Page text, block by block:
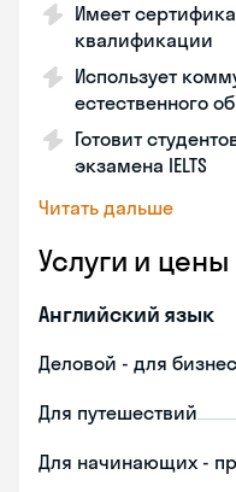
Имеет
квалификации
Использует
естественного
Готовит
экзамена IELTS
Читать дальше
Услуги и цены
Английский язык
Деловой - для
Для путешествий
Для начинающих -